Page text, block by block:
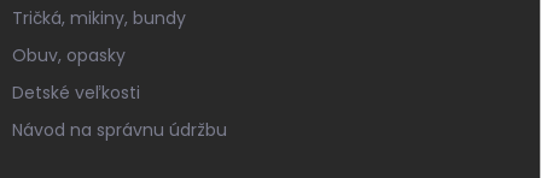
Tričká, mikiny, bundy
Obuv, opasky
Detské veľkosti
Návod na správnu údržbu